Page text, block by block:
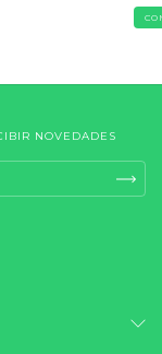
NOVEDADES